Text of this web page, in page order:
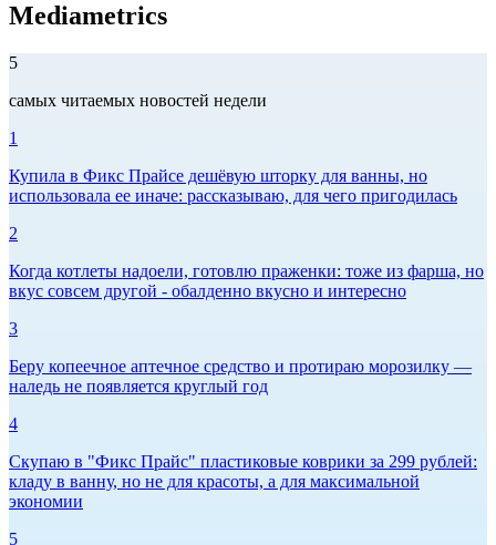
Mediametrics
5
самых читаемых новостей недели
1
Купила в Фикс Прайсе дешёвую шторку для ванны, но
использовала ее иначе: рассказываю, для чего пригодилась
2
Когда котлеты надоели, готовлю праженки: тоже из фарша, но
вкус совсем другой - обалденно вкусно и интересно
3
Беру копеечное аптечное средство и протираю морозилку —
наледь не появляется круглый год
4
Скупаю в "Фикс Прайс" пластиковые коврики за 299 рублей:
кладу в ванну, но не для красоты, а для максимальной
экономии
5